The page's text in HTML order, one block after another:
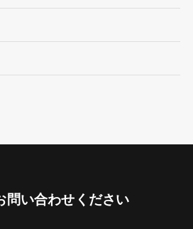
問い合わせください